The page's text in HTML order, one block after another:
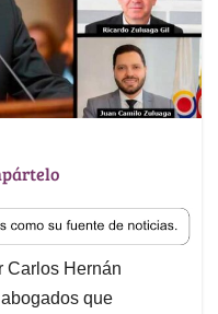
Carlos Hernán
que